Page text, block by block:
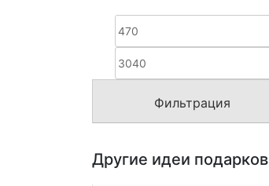
Минимальная
цена
Фильтрация
Другие идеи подарков